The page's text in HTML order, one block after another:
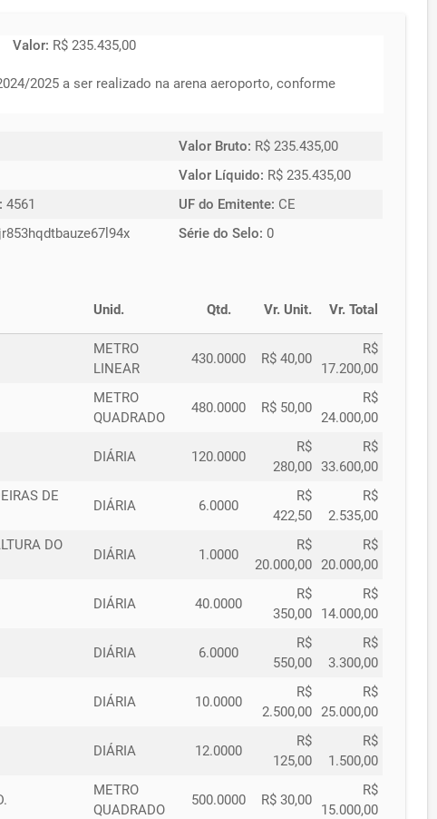
Valor: R$ 235.435,00
2025 a ser realizado na arena aeroporto, conforme
Valor Bruto: R$ 235.435,00
Valor Líquido: R$ 235.435,00
4561 UF do Emitente: CE
Série do Selo: 0
Unid. Qtd. Vr. Unit. Vr. Total
METRO
LINEAR
430.0000 R$ 40,00
R$
17.200,00
METRO
QUADRADO
480.0000 R$ 50,00
R$
24.000,00
DIÁRIA 120.0000
R$
280,00
R$
33.600,00
DE
DIÁRIA 6.0000
R$
422,50
R$
2.535,00
DO
DIÁRIA 1.0000
R$
20.000,00
R$
20.000,00
DIÁRIA 40.0000
R$
350,00
R$
14.000,00
DIÁRIA 6.0000
R$
550,00
R$
3.300,00
DIÁRIA 10.0000
R$
2.500,00
R$
25.000,00
DIÁRIA 12.0000
R$
125,00
R$
1.500,00
METRO
QUADRADO
500.0000 R$ 30,00
R$
15.000,00